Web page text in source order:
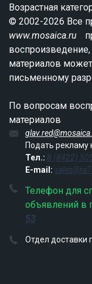
Возрастная
© 2002-2026 Все
www.mosaica.ru
материалов
письменному
По вопросам
материалов
Подать рекламу
Тел.: 8 (8422)
E-mail:
Телефон для
объявлений в
53
Отдел доставки